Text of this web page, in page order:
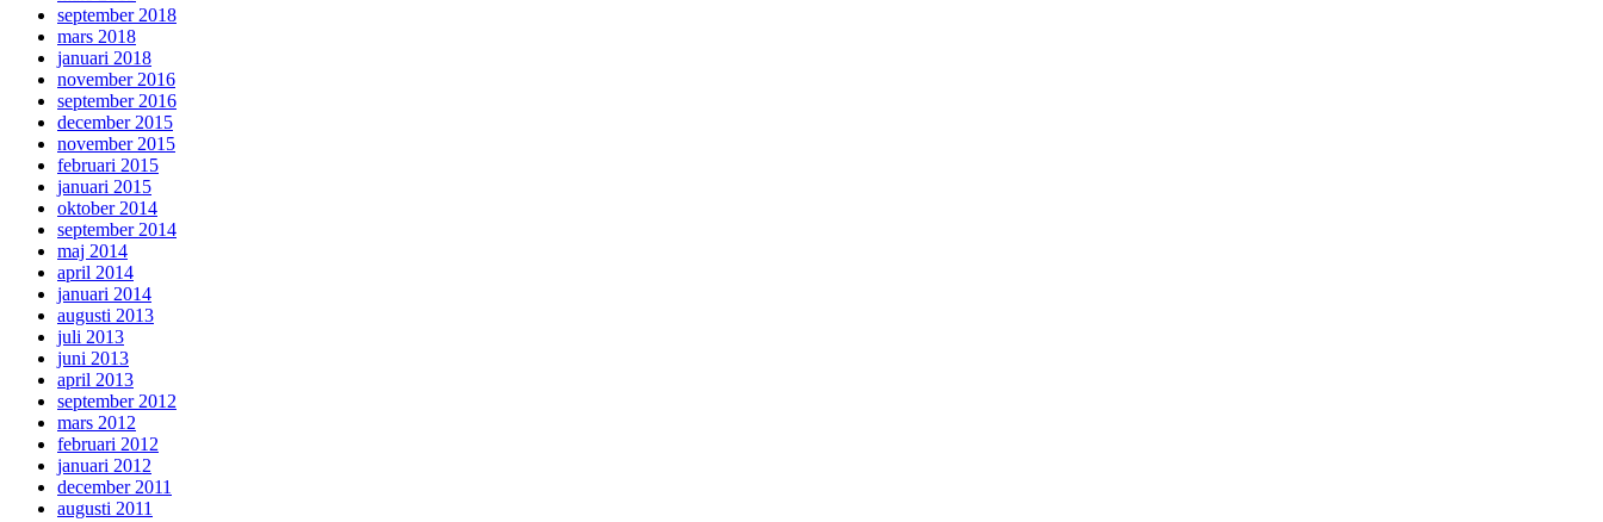
september 2018
mars 2018
januari 2018
november 2016
september 2016
december 2015
november 2015
februari 2015
januari 2015
oktober 2014
september 2014
maj 2014
april 2014
januari 2014
augusti 2013
juli 2013
juni 2013
april 2013
september 2012
mars 2012
februari 2012
januari 2012
december 2011
augusti 2011